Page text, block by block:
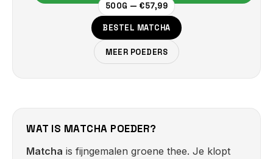
500G — €57,99
BESTEL MATCHA
MEER POEDERS
WAT IS MATCHA POEDER?
Matcha is fijngemalen groene thee. Je klopt